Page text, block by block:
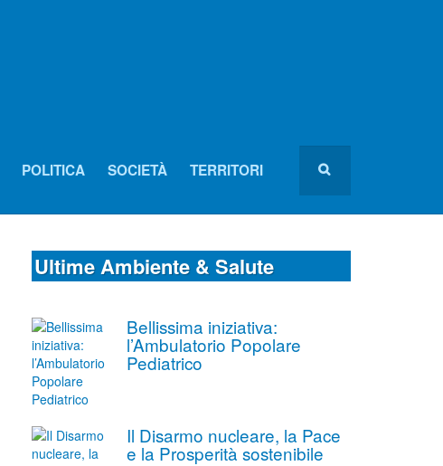
POLITICA SOCIETÀ TERRITORI
Ultime Ambiente & Salute
Bellissima iniziativa:
l’Ambulatorio Popolare
Pediatrico
Il Disarmo nucleare, la Pace
e la Prosperità sostenibile